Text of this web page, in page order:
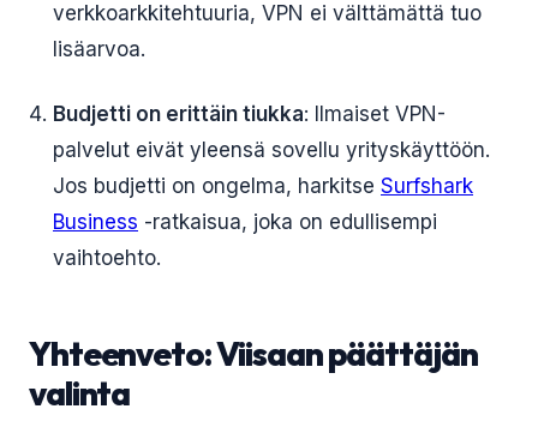
verkkoarkkitehtuuria, VPN ei välttämättä tuo
lisäarvoa.
Budjetti on erittäin tiukka: Ilmaiset VPN-
palvelut eivät yleensä sovellu yrityskäyttöön.
Jos budjetti on ongelma, harkitse Surfshark
Business -ratkaisua, joka on edullisempi
vaihtoehto.
Yhteenveto: Viisaan päättäjän
valinta